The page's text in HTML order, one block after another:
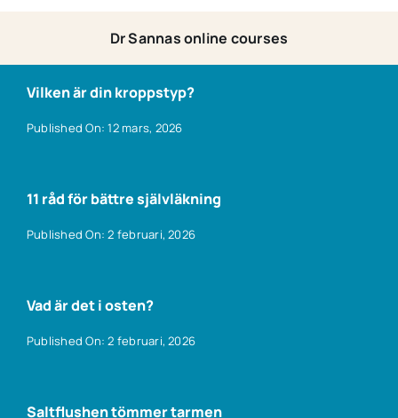
Dr Sannas online courses
Vilken är din kroppstyp?
Published On: 12 mars, 2026
11 råd för bättre självläkning
Published On: 2 februari, 2026
Vad är det i osten?
Published On: 2 februari, 2026
Saltflushen tömmer tarmen